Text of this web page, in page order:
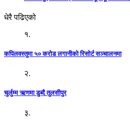
धेरै पढिएको
१.
कपिलवस्तुमा ५० करोड लगानीको रिसोर्ट सञ्चालनमा
२.
चुर्लुम्म ऋणमा डुब्दै तुलसीपुर
३.